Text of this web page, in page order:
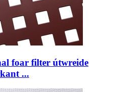
foar filter útwreide
...